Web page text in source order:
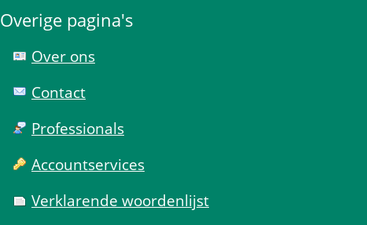
Overige pagina's
Over ons
Contact
Professionals
Account­services
Verklarende woorden­lijst